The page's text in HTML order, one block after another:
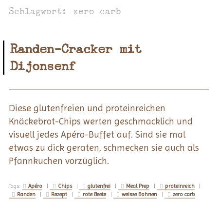
Schlagwort: zero carb
Randen-Cracker mit
Dijonsenf
Diese glutenfreien und proteinreichen
Knäckebrot-Chips werten geschmacklich und
visuell jedes Apéro-Buffet auf. Sind sie mal
etwas zu dick geraten, schmecken sie auch als
Pfannkuchen vorzüglich.
Tags: Apéro | Chips | glutenfrei | Meal Prep | proteinreich
|
Randen
| Rezept | rote Beete | weisse Bohnen | zero carb